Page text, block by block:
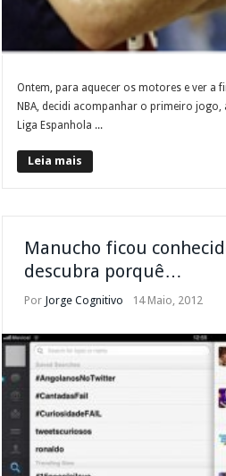
Ontem, para aquecer os motores e ver a
NBA, decidi acompanhar o primeiro jogo,
Liga Espanhola ...
Leia mais
Manucho ficou
descubra porquê…
Por Jorge Cognitivo 14 Maio, 2012